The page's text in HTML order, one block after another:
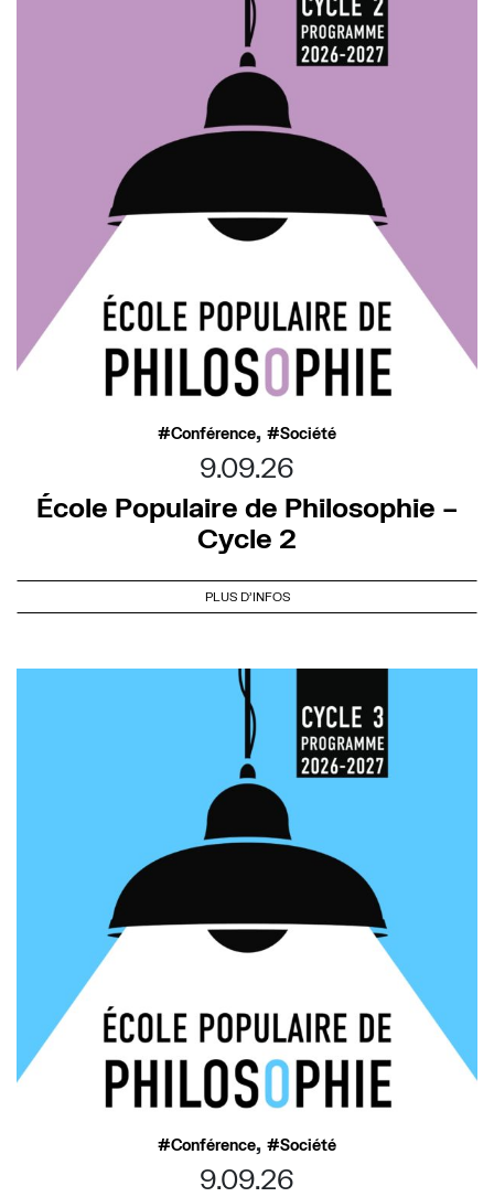
Conférence, Société
9.09.26
École Populaire de Philosophie –
Cycle 2
PLUS D'INFOS
Conférence, Société
9.09.26